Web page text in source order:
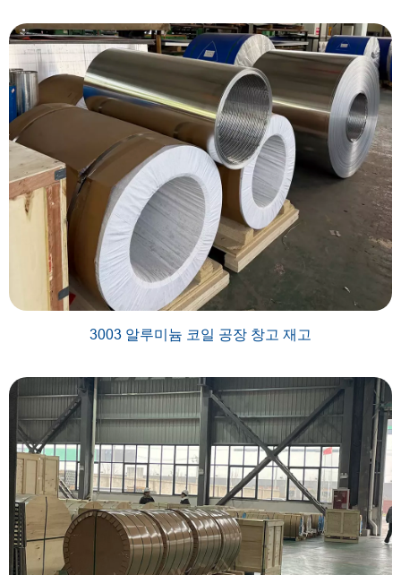
3003 알루미늄 코일 공장 창고 재고